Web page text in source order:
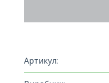
Артикул: